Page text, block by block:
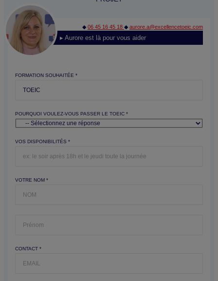
◆ 06 45 16 45 18 ◆ aurore.a@excellencetoeic.com
▸ Aurore est là pour vous aider
FORMATION SOUHAITÉE *
POURQUOI VOULEZ-VOUS PASSER LE TOEIC *
VOS DISPONIBILITÉS *
VOTRE NOM *
CONTACT *